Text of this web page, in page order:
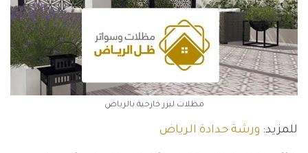
مظلات ليزر خارجية بالرياض
للمزيد: ورشة حدادة الرياض